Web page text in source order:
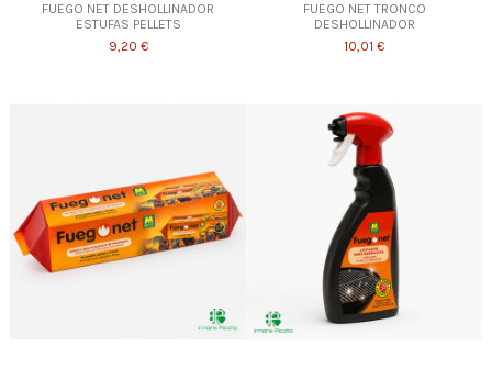
FUEGO NET DESHOLLINADOR
ESTUFAS PELLETS
9,20 €
FUEGO NET TRONCO
DESHOLLINADOR
10,01 €